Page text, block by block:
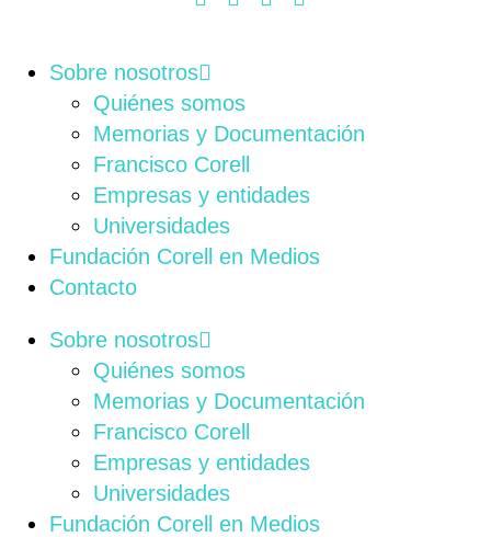
Sobre nosotros
Quiénes somos
Memorias y Documentación
Francisco Corell
Empresas y entidades
Universidades
Fundación Corell en Medios
Contacto
Sobre nosotros
Quiénes somos
Memorias y Documentación
Francisco Corell
Empresas y entidades
Universidades
Fundación Corell en Medios